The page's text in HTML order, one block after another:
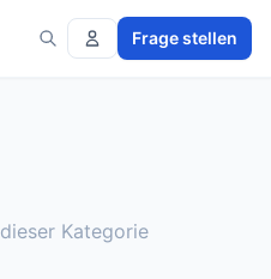
Frage stellen
Kategorie